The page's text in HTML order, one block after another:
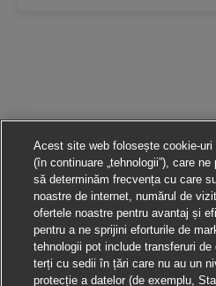
Acest site web folosește cookie-
(în continuare „tehnologii”), care
să determinăm frecvența cu care
noastre de internet, numărul de
ofertele noastre pentru avantaj și
pentru a ne sprijini eforturile de
tehnologii pot include transferuri de
terți cu sedii în țări care nu au un
protecție a datelor (de exemplu,